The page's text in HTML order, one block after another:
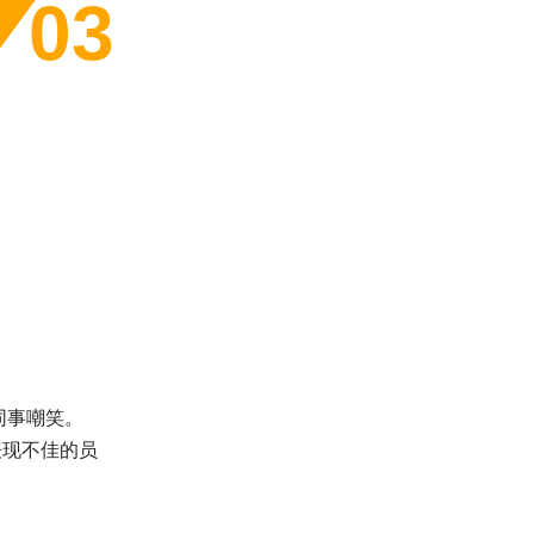
03
嘲笑。
不佳的员